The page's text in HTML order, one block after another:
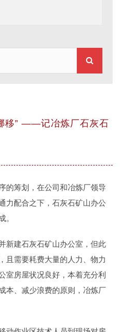
移” ——记冶炼厂石灰石
的筹划，在公司和冶炼厂领导
力配合之下，石灰石矿山办公
。
新建石灰石矿山办公室，但此
且需要耗费大量的人力、物力
室房屋状况良好，本着充分利
本、减少浪费的原则，冶炼厂